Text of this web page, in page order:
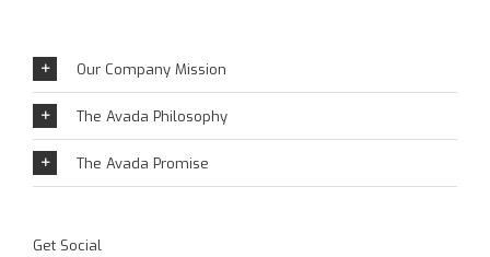
Our Company Mission
The Avada Philosophy
The Avada Promise
Get Social